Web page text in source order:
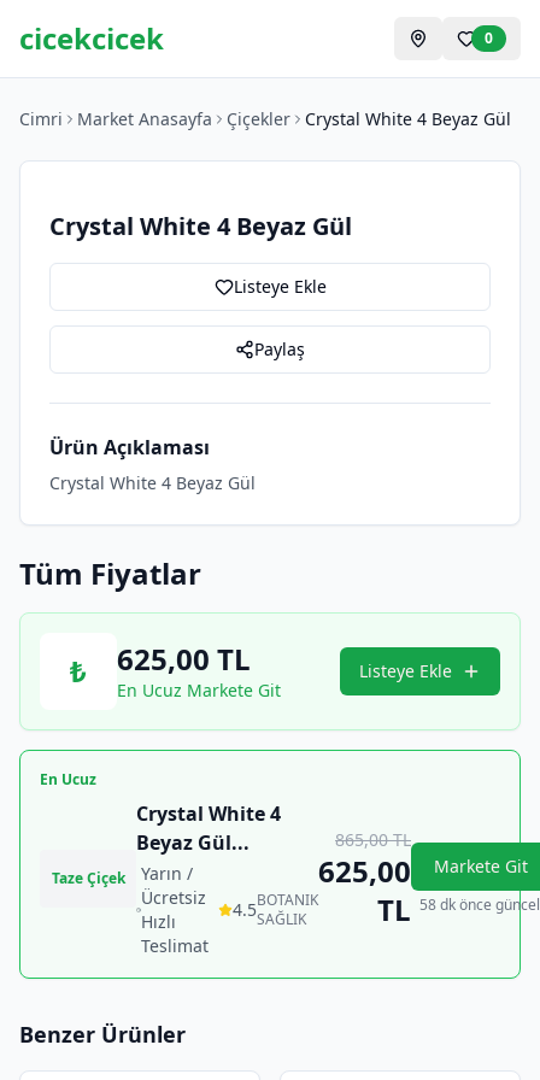
cicekcicek 0
Cimri Market Anasayfa Çiçekler Crystal White 4 Beyaz Gül
Crystal White 4 Beyaz Gül
Listeye Ekle
Paylaş
Ürün Açıklaması
Crystal White 4 Beyaz Gül
Tüm Fiyatlar
₺ 625,00 TL
En Ucuz Markete Git
Listeye Ekle
En Ucuz
Taze Çiçek
Crystal White 4
Beyaz Gül...
Yarın /
Ücretsiz
Hızlı
Teslimat
4.5BOTANIK
SAĞLIK
865,00TL
625,00
TL
Markete Git
58 dk önce
Benzer Ürünler